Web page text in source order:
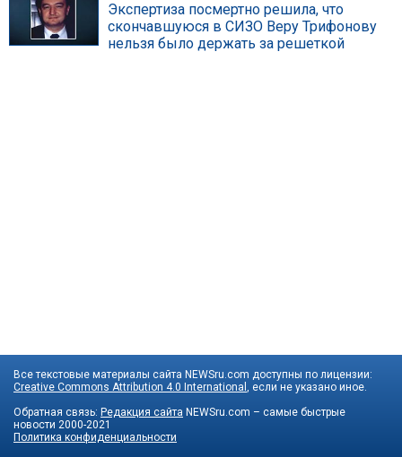
Экспертиза посмертно решила, что
скончавшуюся в СИЗО Веру Трифонову
нельзя было держать за решеткой
Все текстовые материалы сайта NEWSru.com доступны по лицензии:
Creative Commons Attribution 4.0 International
, если не указано иное.
Обратная связь: Редакция сайта NEWSru.com – самые быстрые
новости 2000-2021
Политика конфиденциальности